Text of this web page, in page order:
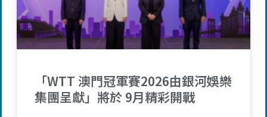
「WTT 澳門冠軍賽2026由銀河娛樂
集團呈獻」將於 9月精彩開戰